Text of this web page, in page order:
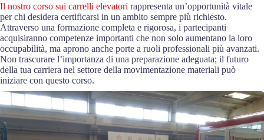
Il nostro corso sui carrelli elevatori rappresenta un’opportunità vitale
per chi desidera certificarsi in un ambito sempre più richiesto.
Attraverso una formazione completa e rigorosa, i partecipanti
acquisiranno competenze importanti che non solo aumentano la loro
occupabilità, ma aprono anche porte a ruoli professionali più avanzati.
Non trascurare l’importanza di una preparazione adeguata; il futuro
della tua carriera nel settore della movimentazione materiali può
iniziare con questo corso.